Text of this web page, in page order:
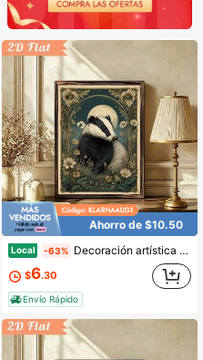
Ahorro de $10.50
Local -63% Decoración artística para interiores y exteriores, impresión en madera enmarcada de 12x16 pulgadas, escena de cabaña de campo vintage con tejón de manga humorístico, adecuada para regalar en cualquier estación, perfecta para el hogar.
$6.30
Envío Rápido